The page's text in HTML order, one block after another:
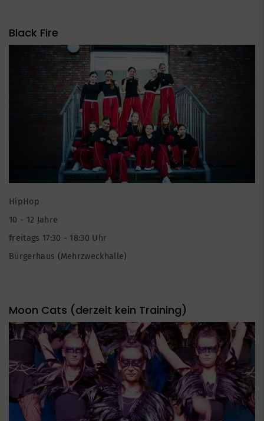
Black Fire
HipHop
10 - 12 Jahre
freitags 17:30 - 18:30 Uhr
Bürgerhaus (Mehrzweckhalle)
Moon Cats (derzeit kein Training)